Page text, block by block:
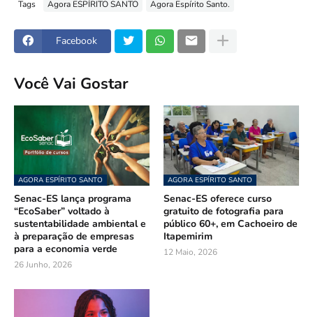
Tags Agora ESPÍRITO SANTO Agora Espírito Santo.
Facebook
Você Vai Gostar
AGORA ESPÍRITO SANTO
Senac-ES lança programa
“EcoSaber” voltado à
sustentabilidade ambiental e
à preparação de empresas
para a economia verde
26 Junho, 2026
AGORA ESPÍRITO SANTO
Senac-ES oferece curso
gratuito de fotografia para
público 60+, em Cachoeiro de
Itapemirim
12 Maio, 2026